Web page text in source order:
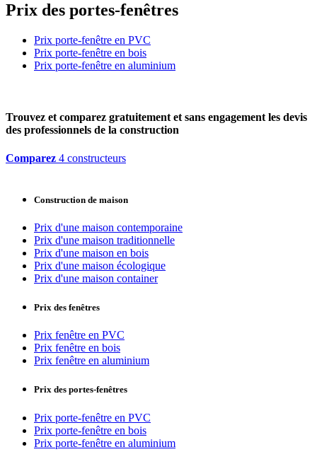
Prix des portes-fenêtres
Prix porte-fenêtre en PVC
Prix porte-fenêtre en bois
Prix porte-fenêtre en aluminium
Trouvez et comparez gratuitement et sans engagement les devis
des professionnels de la construction
Comparez 4 constructeurs
Construction de maison
Prix d'une maison contemporaine
Prix d'une maison traditionnelle
Prix d'une maison en bois
Prix d'une maison écologique
Prix d'une maison container
Prix des fenêtres
Prix fenêtre en PVC
Prix fenêtre en bois
Prix fenêtre en aluminium
Prix des portes-fenêtres
Prix porte-fenêtre en PVC
Prix porte-fenêtre en bois
Prix porte-fenêtre en aluminium